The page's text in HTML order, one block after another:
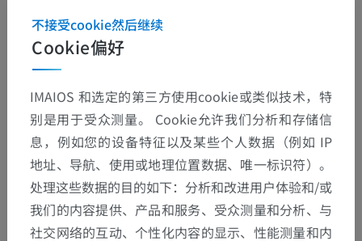
解剖层次
人体解剖学2
人体解剖学1
系统解剖学> 神经系统> 中枢神经系统> 大脑>
菱脑 ;后脑> 第四脑室> 第四脑室顶
Cookie偏好
不接受cookie然后继续
IMAIOS 和选定的第三方使用cookie或类似技术，特
别是用于受众测量。 Cookie允许我们分析和存储信
息，例如您的设备特征以及某些个人数据（例如 IP
地址、导航、使用或地理位置数据、唯一标识符）。
处理这些数据的目的如下：分析和改进用户体验和/或
我们的内容提供、产品和服务、受众测量和分析、与
社交网络的互动、个性化内容的显示、性能测量和内